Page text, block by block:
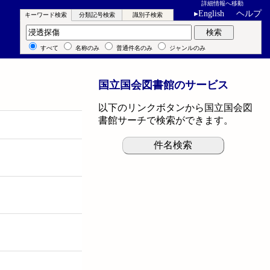
詳細情報へ移動
▸English ヘルプ
キーワード検索 分類記号検索 識別子検索
キーワード検索 検索
すべて 名称のみ 普通件名のみ ジャンルのみ
国立国会図書館のサービス
以下のリンクボタンから国立国会図
書館サーチで検索ができます。
件名検索